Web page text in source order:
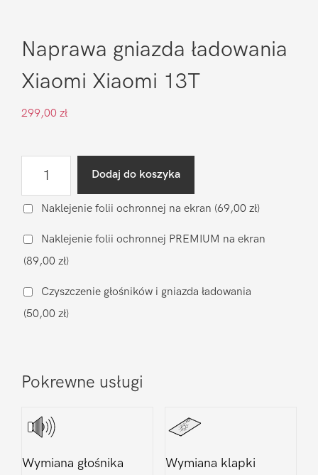
Naprawa gniazda ładowania
Xiaomi Xiaomi 13T
299,00 zł
gniazda
Xiaomi
Xiaomi
13T
Dodaj do koszyka
Naklejenie folii ochronnej na ekran (69,00 zł)
Naklejenie folii ochronnej PREMIUM na ekran
(89,00 zł)
Czyszczenie głośników i gniazda ładowania
(50,00 zł)
Pokrewne usługi
Wymiana głośnika
Wymiana klapki